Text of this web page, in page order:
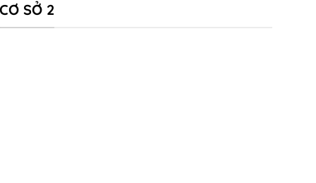
CƠ SỞ 2